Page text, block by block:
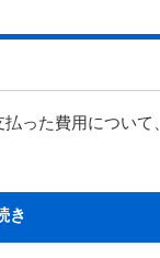
った費用につい
き